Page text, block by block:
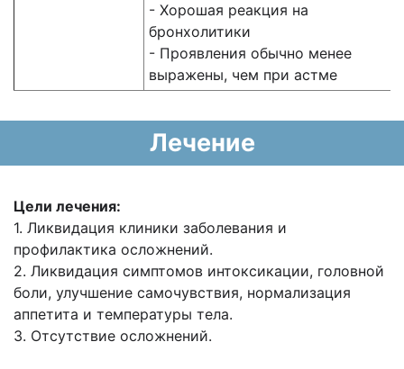
- Хорошая реакция на
бронхолитики
- Проявления обычно менее
выражены, чем при астме
Лечение
Цели лечения:
1. Ликвидация клиники заболевания и
профилактика осложнений.
2. Ликвидация симптомов интоксикации, головной
боли, улучшение самочувствия, нормализация
аппетита и температуры тела.
3. Отсутствие осложнений.